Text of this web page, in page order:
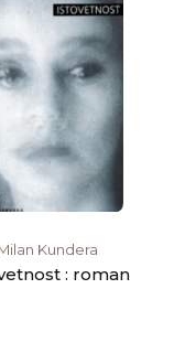
Kundera
: roman